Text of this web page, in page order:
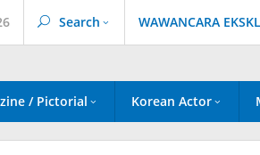
Search WAWANCARA
/ Pictorial Korean Actor